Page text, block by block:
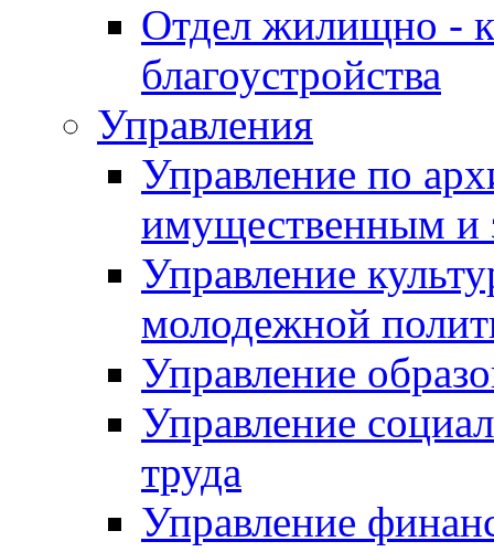
Отдел жилищно -
благоустройства
Управления
Управление по
имущественным и
Управление
молодежной
Управление
Управление
труда
Управление